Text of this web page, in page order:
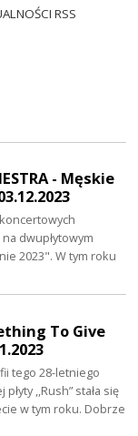
RSS
- Męskie
dwupłytowym
2023". W tym roku
To Give
tego 28-letniego
,,Rush” stała się
w tym roku. Dobrze